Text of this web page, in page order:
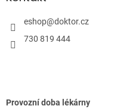
eshop@doktor.cz
730 819 444
Provozní doba lékárny